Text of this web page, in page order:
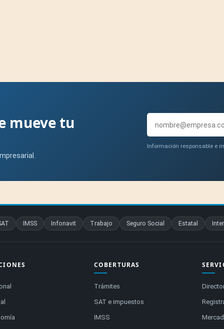
mueve tu
Información responsable e
IMSS Infonavit Trabajo Seguro Social Estatal
COBERTURAS
Trámites
SAT e impuestos
IMSS